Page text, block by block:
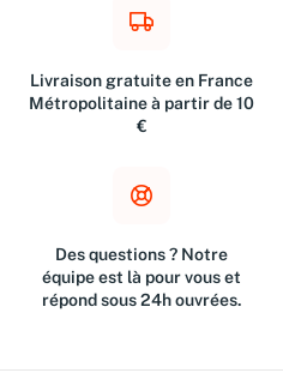
Livraison gratuite en France
Métropolitaine à partir de 10
€
Des questions ? Notre
équipe est là pour vous et
répond sous 24h ouvrées.